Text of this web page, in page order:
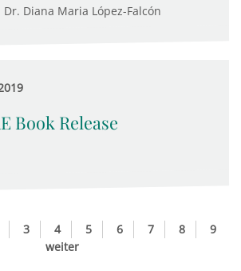
Dr. Diana Maria López-Falcón
Book Release
3 4 5 6 7 8
9
weiter